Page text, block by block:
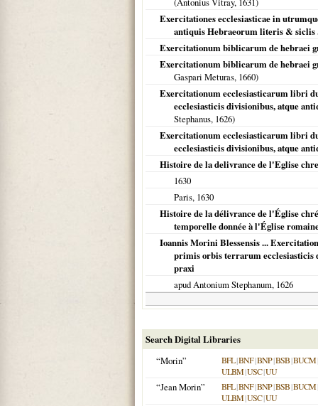
Exercitationes ecclesiasticae in
antiquis Hebraeorum literis & siclis
Exercitationum biblicarum de hebraei
Exercitationum biblicarum de hebraei
Gaspari Meturas, 1660)
Exercitationum ecclesiasticarum libri
ecclesiasticis divisionibus, atque
Stephanus, 1626)
Exercitationum ecclesiasticarum libri
ecclesiasticis divisionibus, atque
Histoire de la delivrance de l'Eglise
1630
Paris, 1630
Histoire de la délivrance de l'Église
temporelle donnée à l'Église
Ioannis Morini Blessensis ...
primis orbis terrarum ecclesiasticis
praxi
apud Antonium Stephanum, 1626
Search Digital Libraries
“Morin”
BFL|BNF|BNP|BSB|BUCM
ULBM|USC|UU
“Jean Morin” BFL|BNF|BNP|BSB|BUCM
ULBM|USC|UU